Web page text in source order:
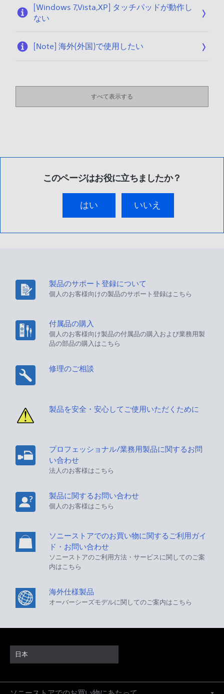
[Windows 7,Vista,XP] タッチパッドが動作し
ない
[Note] 海外(外国)で使用したい
すべて表示する
このページはお役に立ちましたか？
はい いいえ
製品のサポート登録について
個人のお客様向けの製品のサポート登録はこちら
付属品の購入
個人のお客様向け製品の付属品の購入および業務用製
品の部品の購入はこちら
修理のご相談
製品を安全・安心してご使用いただくために
プロフェッショナル/業務用製品に関するお問
い合わせ
法人のお客様はこちら
製品に関するお問い合わせ
個人のお客様はこちら
ソニーストアでのお買い物に関するご利用ガイ
ド・お問い合わせ
ソニーストアのご利用方法・サービスに関してのご案
内はこちら
海外仕様製品
オーバーシーズモデルに関してのご案内はこちら
日本